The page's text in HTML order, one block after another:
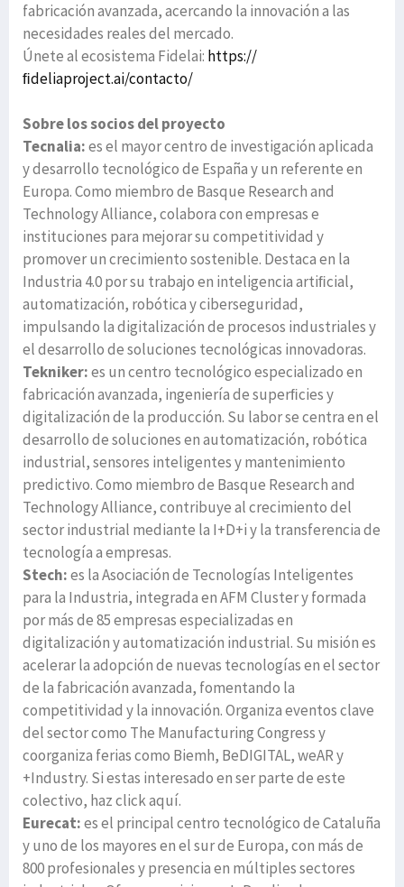
fabricación avanzada, acercando la innovación a las
necesidades reales del mercado.
Únete al ecosistema Fidelai: https://
ﬁdeliaproject.ai/contacto/
Sobre los socios del proyecto
Tecnalia:es el mayor centro de investigación aplicada
y desarrollo tecnológico de España y un referente en
Europa. Como miembro de Basque Research and
Technology Alliance, colabora con empresas e
instituciones para mejorar su competitividad y
promover un crecimiento sostenible. Destaca en la
Industria 4.0 por su trabajo en inteligencia artiﬁcial,
automatización, robótica y ciberseguridad,
impulsando la digitalización de procesos industriales y
el desarrollo de soluciones tecnológicas innovadoras.
Tekniker:es un centro tecnológico especializado en
fabricación avanzada, ingeniería de superﬁcies y
digitalización de la producción. Su labor se centra en el
desarrollo de soluciones en automatización, robótica
industrial, sensores inteligentes y mantenimiento
predictivo. Como miembro de Basque Research and
Technology Alliance, contribuye al crecimiento del
sector industrial mediante la I+D+i y la transferencia de
tecnología a empresas.
Stech:es la Asociación de Tecnologías Inteligentes
para la Industria, integrada en AFM Cluster y formada
por más de 85 empresas especializadas en
digitalización y automatización industrial. Su misión es
acelerar la adopción de nuevas tecnologías en el sector
de la fabricación avanzada, fomentando la
competitividad y la innovación. Organiza eventos clave
del sector como The Manufacturing Congress y
coorganiza ferias como Biemh, BeDIGITAL, weAR y
+Industry. Si estas interesado en ser parte de este
colectivo, haz click aquí.
Eurecat:es el principal centro tecnológico de Cataluña
y uno de los mayores en el sur de Europa, con más de
800 profesionales y presencia en múltiples sectores